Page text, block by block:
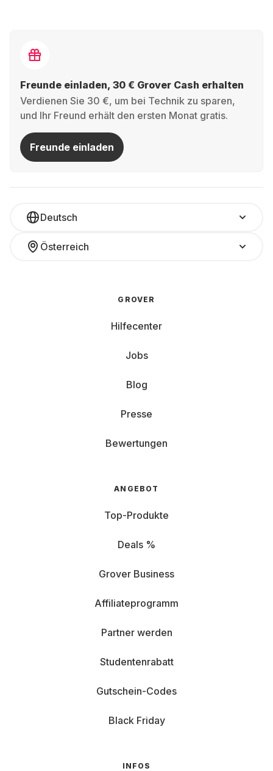
Freunde einladen, 30 € Grover Cash erhalten
Verdienen Sie 30 €, um bei Technik zu sparen,
und Ihr Freund erhält den ersten Monat gratis.
Freunde einladen
Deutsch
Österreich
GROVER
Hilfecenter
Jobs
Blog
Presse
Bewertungen
ANGEBOT
Top-Produkte
Deals %
Grover Business
Affiliateprogramm
Partner werden
Studentenrabatt
Gutschein-Codes
Black Friday
INFOS